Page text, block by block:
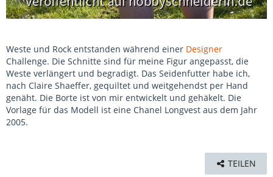
Weste und Rock entstanden während einer Designer
Challenge. Die Schnitte sind für meine Figur angepasst, die
Weste verlängert und begradigt. Das Seidenfutter habe ich,
nach Claire Shaeffer, gequiltet und weitgehendst per Hand
genäht. Die Borte ist von mir entwickelt und gehäkelt. Die
Vorlage für das Modell ist eine Chanel Longvest aus dem Jahr
2005.
TEILEN